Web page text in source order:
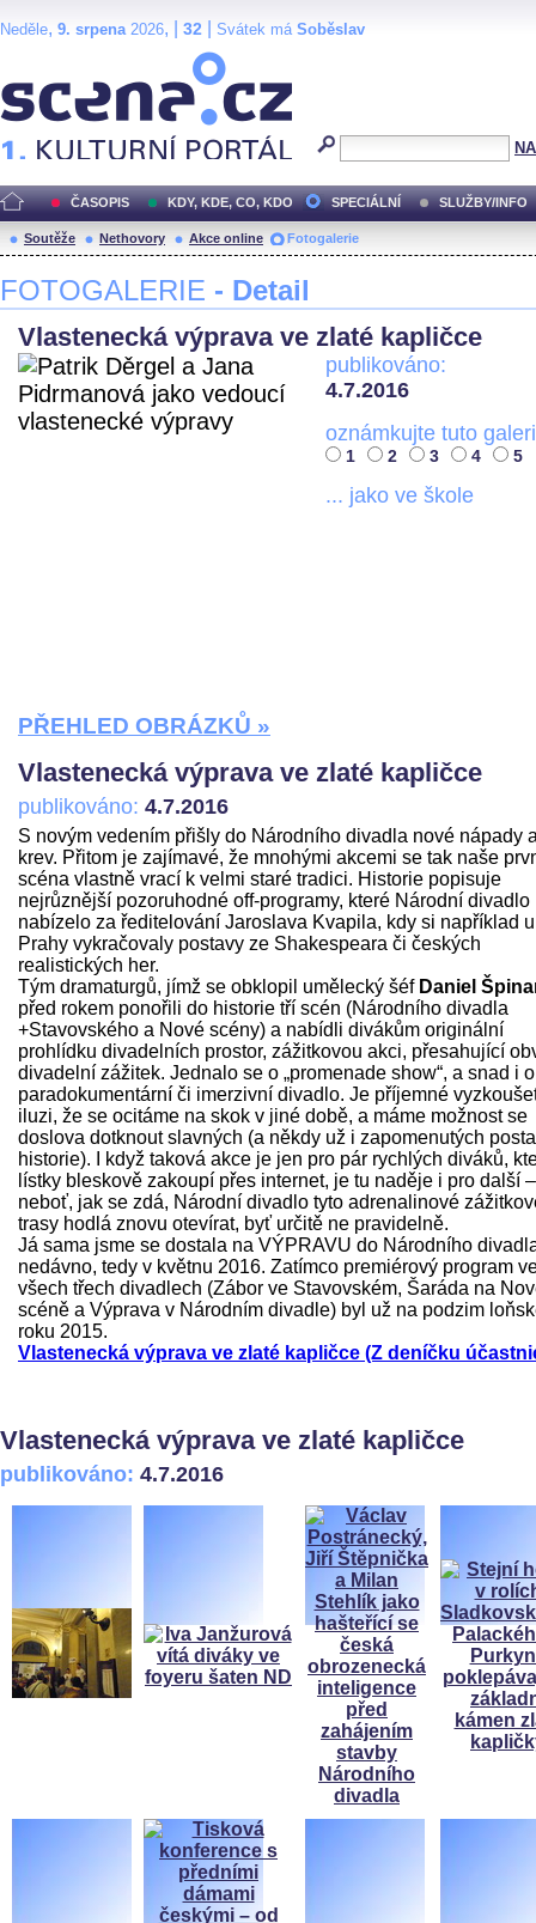
Neděle, 9. srpena2026, | 32 Svátek má Soběslav
ČASOPIS KDY, KDE, CO, KDO SPECIÁLNÍ SLUŽBY/INFO
Soutěže Nethovory Akce online Fotogalerie
FOTOGALERIE - Detail
Vlastenecká výprava ve zlaté kapličce
publikováno:
4.7.2016
oznámkujte tuto
1 2 3 4 5
... jako ve škole
PŘEHLED OBRÁZKŮ »
Vlastenecká výprava ve zlaté kapličce
publikováno: 4.7.2016
S novým vedením přišly do Národního divadla nové nápady
krev. Přitom je zajímavé, že mnohými akcemi se tak naše
scéna vlastně vrací k velmi staré tradici. Historie popisuje
nejrůznější pozoruhodné off-programy, které Národní divadlo
nabízelo za ředitelování Jaroslava Kvapila, kdy si například
Prahy vykračovaly postavy ze Shakespeara či českých
realistických her.
Tým dramaturgů, jímž se obklopil umělecký šéf Daniel
před rokem ponořili do historie tří scén (Národního divadla
+Stavovského a Nové scény) a nabídli divákům originální
prohlídku divadelních prostor, zážitkovou akci, přesahující
divadelní zážitek. Jednalo se o „promenade show“, a snad i o
paradokumentární či imerzivní divadlo. Je příjemné
iluzi, že se ocitáme na skok v jiné době, a máme možnost se
doslova dotknout slavných (a někdy už i zapomenutých
historie). I když taková akce je jen pro pár rychlých diváků,
lístky bleskově zakoupí přes internet, je tu naděje i pro další –
neboť, jak se zdá, Národní divadlo tyto adrenalinové
trasy hodlá znovu otevírat, byť určitě ne pravidelně.
Já sama jsme se dostala na VÝPRAVU do Národního
nedávno, tedy v květnu 2016. Zatímco premiérový program
všech třech divadlech (Zábor ve Stavovském, Šaráda na
scéně a Výprava v Národním divadle) byl už na podzim
roku 2015.
Vlastenecká výprava ve zlaté kapličce (Z deníčku
Vlastenecká výprava ve zlaté kapličce
publikováno: 4.7.2016